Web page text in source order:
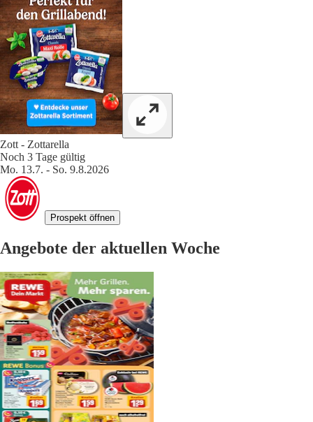
Zott - Zottarella
Noch 3 Tage gültig
Mo. 13.7. - So. 9.8.2026
Prospekt öffnen
Angebote der aktuellen Woche